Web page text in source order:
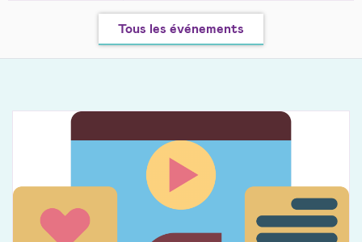
Tous les événements